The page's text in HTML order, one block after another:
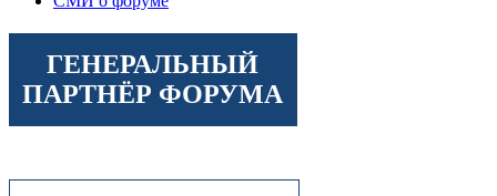
ГЕНЕРАЛЬНЫЙ
ПАРТНЁР ФОРУМА